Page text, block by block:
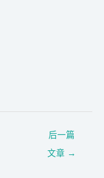
后一篇
文章 →